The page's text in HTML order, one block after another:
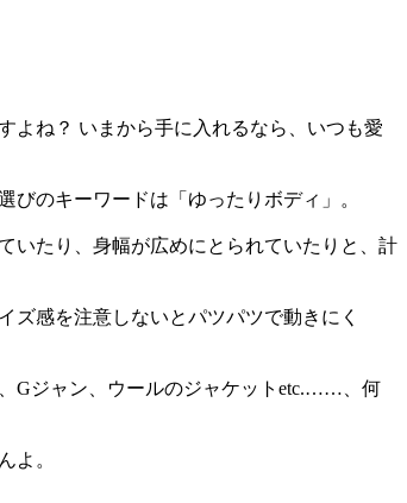
よね？ いまから手に入れるなら、いつも愛
のキーワードは「ゆったりボディ」。
いたり、身幅が広めにとられていたりと、計
感を注意しないとパツパツで動きにく
Gジャン、ウールのジャケットetc.……、何
よ。